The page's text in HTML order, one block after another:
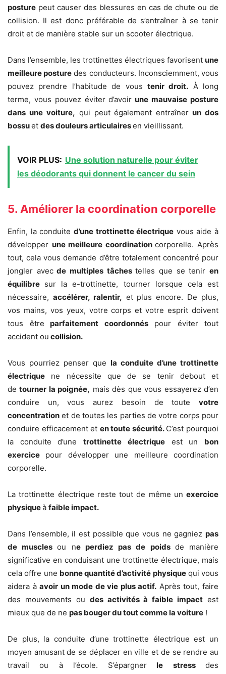
posture peut causer des blessures en cas de chute ou de
collision. Il est donc préférable de s’entraîner à se tenir
droit et de manière stable sur un scooter électrique.
Dans l’ensemble, les trottinettes électriques favorisent une
meilleure posture des conducteurs. Inconsciemment, vous
pouvez prendre l’habitude de vous tenir droit. À long
terme, vous pouvez éviter d’avoir une mauvaise posture
dans une voiture, qui peut également entraîner un dos
bossuet des douleurs articulairesen vieillissant.
VOIR PLUS: Une solution naturelle pour éviter
les déodorants qui donnent le cancer du sein
5. Améliorer la coordination corporelle
Enfin, la conduite d’une trottinette électrique vous aide à
développer une meilleure coordinationcorporelle. Après
tout, cela vous demande d’être totalement concentré pour
jongler avecde multiples tâchestelles que se teniren
équilibre sur la e-trottinette, tourner lorsque cela est
nécessaire, accélérer, ralentir, et plus encore. De plus,
vos mains, vos yeux, votre corps et votre esprit doivent
tous être parfaitement coordonnéspour éviter tout
accident ou collision.
Vous pourriez penser que la conduite d’une trottinette
électrique ne nécessite que de se tenir debout et
detourner la poignée, mais dès que vous essayerez d’en
conduire un, vous aurez besoin de toute votre
concentration et de toutes les parties de votre corps pour
conduire efficacement et en toute sécurité. C’est pourquoi
la conduite d’unetrottinette électriqueest un bon
exercice pour développer une meilleure coordination
corporelle.
La trottinette électrique reste tout de même un exercice
physiqueà faible impact.
Dans l’ensemble, il est possible que vous ne gagniez pas
de musclesou ne perdiez pas de poids de manière
significative en conduisant une trottinette électrique, mais
cela offre une bonne quantité d’activité physiquequi vous
aidera àavoir un mode de vie plus actif. Après tout, faire
des mouvements ou des activités à faible impact est
mieux que de ne pas bouger du tout comme la voiture !
De plus, la conduite d’une trottinette électrique est un
moyen amusant de se déplacer en ville et de se rendre au
travail ou à l’école. S’épargner le stressdes